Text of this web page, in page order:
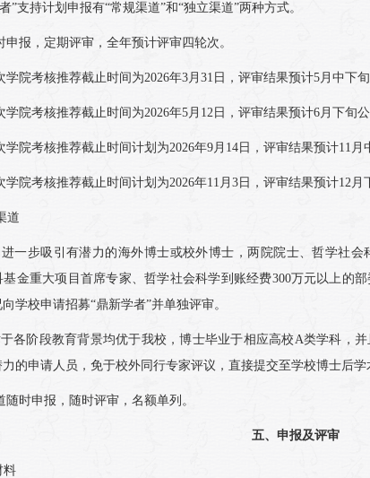
”支持计划申报有“常规渠道”和“独立渠道”两种方式。
申报，定期评审，全年预计评审四轮次。
学院考核推荐截止时间为2026年3月31日，评审结果预计5月中下旬
学院考核推荐截止时间为2026年5月12日，评审结果预计6月下旬公
学院考核推荐截止时间计划为2026年9月14日，评审结果预计11月
学院考核推荐截止时间计划为2026年11月3日，评审结果预计12月
道
进一步吸引有潜力的海外博士或校外博士，两院院士、哲学社
基金重大项目首席专家、哲学社会科学到账经费300万元以上的
学校申请招募“鼎新学者”并单独评审。
于各阶段教育背景均优于我校，博士毕业于相应高校A类学科，
的申请人员，免于校外同行专家评议，直接提交至学校博士后学
随时申报，随时评审，名额单列。
五、申报及评审
料